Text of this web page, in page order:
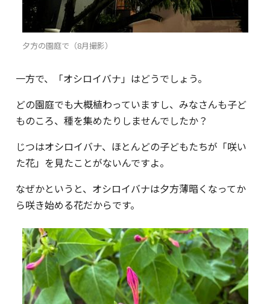
夕方の園庭で（8月撮影）
一方で、「オシロイバナ」はどうでしょう。
どの園庭でも大概植わっていますし、みなさんも子ど
ものころ、種を集めたりしませんでしたか？
じつはオシロイバナ、ほとんどの子どもたちが「咲い
た花」を見たことがないんですよ。
なぜかというと、オシロイバナは夕方薄暗くなってか
ら咲き始める花だからです。